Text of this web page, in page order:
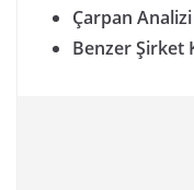
Çarpan
Benzer Şirket